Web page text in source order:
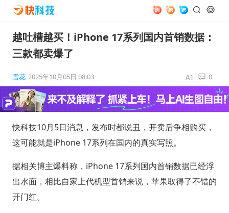
越吐槽越买！iPhone 17系列国内首销数据：
三款都卖爆了
雪花 2025年10月05日 08:03 0
快科技10月5日消息，发布时都说丑，开卖后争相购买，
这可能就是iPhone 17系列在国内的真实写照。
据相关博主爆料称，iPhone 17系列国内首销数据已经浮
出水面，相比自家上代机型首销来说，苹果取得了不错的
开门红。